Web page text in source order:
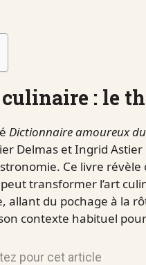
: le
Dictionnaire amoureux
Delmas et Ingrid
Ce livre
transformer l’art
allant du pochage à la
contexte habituel
pour cet article